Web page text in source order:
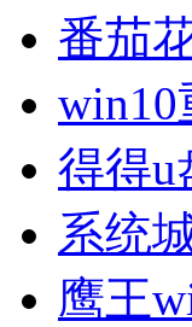
番茄
win10
得得u
系统
鹰王